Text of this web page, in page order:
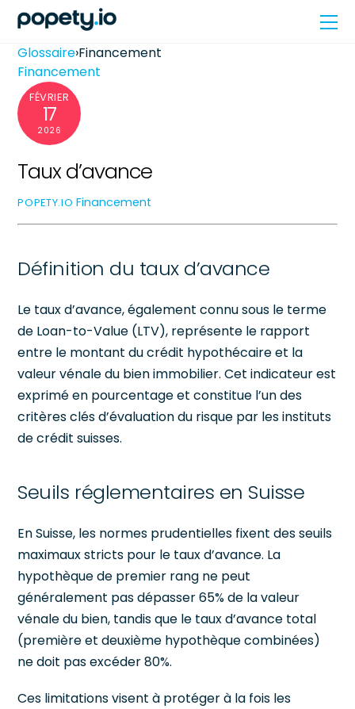
Skip
content
Glossaire›Financement
Financement
FÉVRIER
17
2026
Taux d’avance
POPETY.IO Financement
Définition du taux d’avance
Le taux d’avance, également connu sous le terme
de Loan-to-Value (LTV), représente le rapport
entre le montant du crédit hypothécaire et la
valeur vénale du bien immobilier. Cet indicateur est
exprimé en pourcentage et constitue l’un des
critères clés d’évaluation du risque par les instituts
de crédit suisses.
Seuils réglementaires en Suisse
En Suisse, les normes prudentielles fixent des seuils
maximaux stricts pour le taux d’avance. La
hypothèque de premier rang ne peut
généralement pas dépasser 65% de la valeur
vénale du bien, tandis que le taux d’avance total
(première et deuxième hypothèque combinées)
ne doit pas excéder 80%.
Ces limitations visent à protéger à la fois les